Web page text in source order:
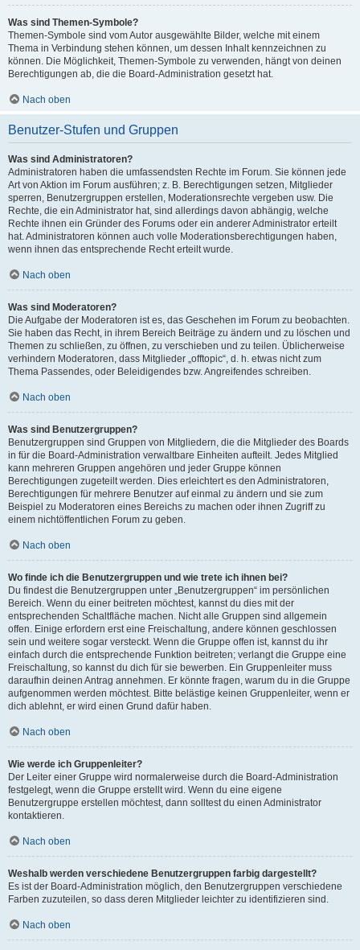
Was sind Themen-Symbole?
Themen-Symbole sind vom Autor ausgewählte Bilder, welche mit einem
Thema in Verbindung stehen können, um dessen Inhalt kennzeichnen zu
können. Die Möglichkeit, Themen-Symbole zu verwenden, hängt von deinen
Berechtigungen ab, die die Board-Administration gesetzt hat.
Nach oben
Benutzer-Stufen und Gruppen
Was sind Administratoren?
Administratoren haben die umfassendsten Rechte im Forum. Sie können jede
Art von Aktion im Forum ausführen; z. B. Berechtigungen setzen, Mitglieder
sperren, Benutzergruppen erstellen, Moderationsrechte vergeben usw. Die
Rechte, die ein Administrator hat, sind allerdings davon abhängig, welche
Rechte ihnen ein Gründer des Forums oder ein anderer Administrator erteilt
hat. Administratoren können auch volle Moderationsberechtigungen haben,
wenn ihnen das entsprechende Recht erteilt wurde.
Nach oben
Was sind Moderatoren?
Die Aufgabe der Moderatoren ist es, das Geschehen im Forum zu beobachten.
Sie haben das Recht, in ihrem Bereich Beiträge zu ändern und zu löschen und
Themen zu schließen, zu öffnen, zu verschieben und zu teilen. Üblicherweise
verhindern Moderatoren, dass Mitglieder „offtopic“, d. h. etwas nicht zum
Thema Passendes, oder Beleidigendes bzw. Angreifendes schreiben.
Nach oben
Was sind Benutzergruppen?
Benutzergruppen sind Gruppen von Mitgliedern, die die Mitglieder des Boards
in für die Board-Administration verwaltbare Einheiten aufteilt. Jedes Mitglied
kann mehreren Gruppen angehören und jeder Gruppe können
Berechtigungen zugeteilt werden. Dies erleichtert es den Administratoren,
Berechtigungen für mehrere Benutzer auf einmal zu ändern und sie zum
Beispiel zu Moderatoren eines Bereichs zu machen oder ihnen Zugriff zu
einem nichtöffentlichen Forum zu geben.
Nach oben
Wo finde ich die Benutzergruppen und wie trete ich ihnen bei?
Du findest die Benutzergruppen unter „Benutzergruppen“ im persönlichen
Bereich. Wenn du einer beitreten möchtest, kannst du dies mit der
entsprechenden Schaltfläche machen. Nicht alle Gruppen sind allgemein
offen. Einige erfordern erst eine Freischaltung, andere können geschlossen
sein und weitere sogar versteckt. Wenn die Gruppe offen ist, kannst du ihr
einfach durch die entsprechende Funktion beitreten; verlangt die Gruppe eine
Freischaltung, so kannst du dich für sie bewerben. Ein Gruppenleiter muss
daraufhin deinen Antrag annehmen. Er könnte fragen, warum du in die Gruppe
aufgenommen werden möchtest. Bitte belästige keinen Gruppenleiter, wenn er
dich ablehnt, er wird einen Grund dafür haben.
Nach oben
Wie werde ich Gruppenleiter?
Der Leiter einer Gruppe wird normalerweise durch die Board-Administration
festgelegt, wenn die Gruppe erstellt wird. Wenn du eine eigene
Benutzergruppe erstellen möchtest, dann solltest du einen Administrator
kontaktieren.
Nach oben
Weshalb werden verschiedene Benutzergruppen farbig dargestellt?
Es ist der Board-Administration möglich, den Benutzergruppen verschiedene
Farben zuzuteilen, so dass deren Mitglieder leichter zu identifizieren sind.
Nach oben